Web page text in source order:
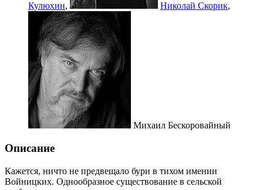
Кулюxин, Николай Скорик,
Михаил Бескоровайный
Описание
Кажется, ничто не предвещало бури в тихом имении
Войницких. Однообразное существование в сельской